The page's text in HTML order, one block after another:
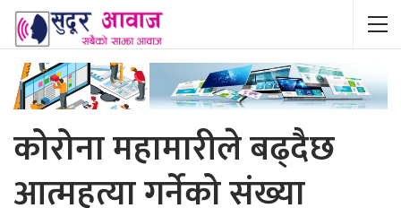
कोरोना महामारीले बढ्दैछ
आत्महत्या गर्नेको संख्या